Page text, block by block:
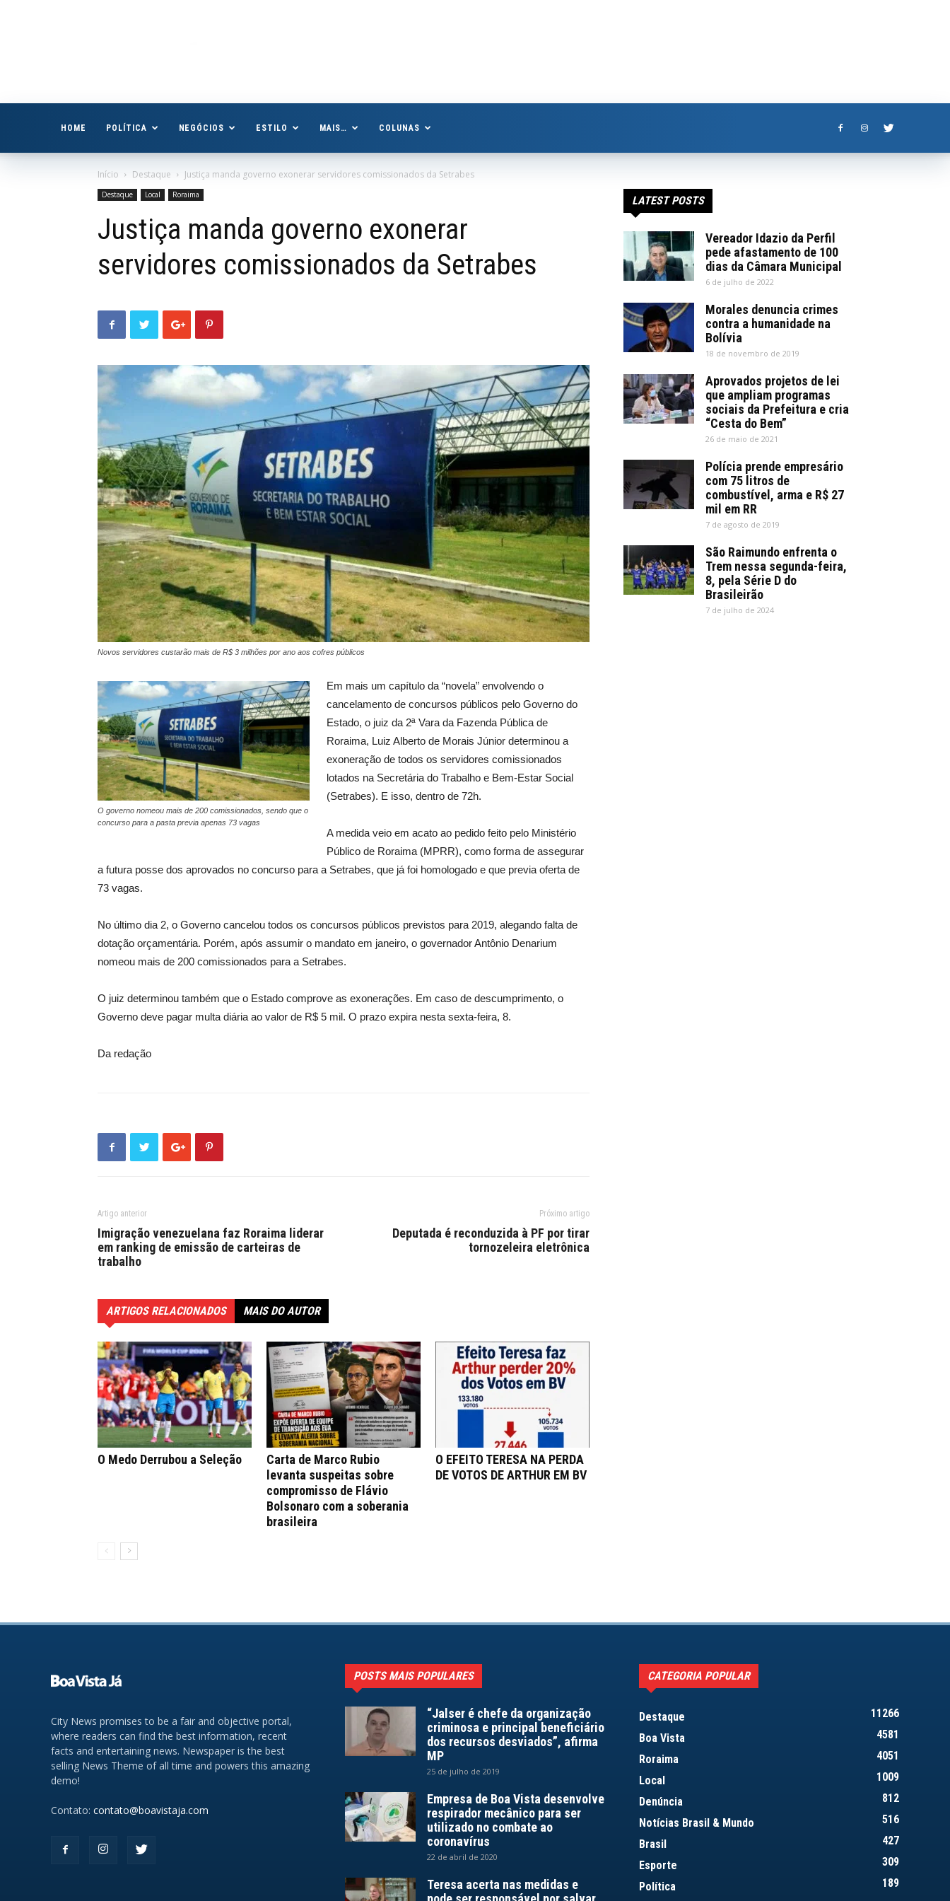
HOME POLÍTICA NEGÓCIOS ESTILO MAIS… COLUNAS
Início Destaque Justiça manda governo exonerar servidores comissionados da Setrabes
Destaque Local Roraima
Justiça manda governo exonerar
servidores comissionados da Setrabes
Novos servidores custarão mais de R$ 3 milhões por ano aos cofres públicos
O governo nomeou mais de 200 comissionados, sendo que o
concurso para a pasta previa apenas 73 vagas
Em mais um capítulo da “novela” envolvendo o
cancelamento de concursos públicos pelo Governo do
Estado, o juiz da 2ª Vara da Fazenda Pública de
Roraima, Luiz Alberto de Morais Júnior determinou a
exoneração de todos os servidores comissionados
lotados na Secretária do Trabalho e Bem-Estar Social
(Setrabes). E isso, dentro de 72h.
A medida veio em acato ao pedido feito pelo Ministério
Público de Roraima (MPRR), como forma de assegurar
a futura posse dos aprovados no concurso para a Setrabes, que já foi homologado e que previa oferta de
73 vagas.
No último dia 2, o Governo cancelou todos os concursos públicos previstos para 2019, alegando falta de
dotação orçamentária. Porém, após assumir o mandato em janeiro, o governador Antônio Denarium
nomeou mais de 200 comissionados para a Setrabes.
O juiz determinou também que o Estado comprove as exonerações. Em caso de descumprimento, o
Governo deve pagar multa diária ao valor de R$ 5 mil. O prazo expira nesta sexta-feira, 8.
Da redação
Artigo anterior
Imigração venezuelana faz Roraima liderar
em ranking de emissão de carteiras de
trabalho
Próximo artigo
Deputada é reconduzida à PF por tirar
tornozeleira eletrônica
ARTIGOS RELACIONADOS MAIS DO AUTOR
O Medo Derrubou a Seleção
Carta de Marco Rubio
levanta suspeitas sobre
compromisso de Flávio
Bolsonaro com a soberania
brasileira
O EFEITO TERESA NA PERDA
DE VOTOS DE ARTHUR EM BV
LATEST POSTS
Vereador Idazio da Perfil
pede afastamento de 100
dias da Câmara Municipal
6 de julho de 2022
Morales denuncia crimes
contra a humanidade na
Bolívia
18 de novembro de 2019
Aprovados projetos de lei
que ampliam programas
sociais da Prefeitura e cria
“Cesta do Bem”
26 de maio de 2021
Polícia prende empresário
com 75 litros de
combustível, arma e R$ 27
mil em RR
7 de agosto de 2019
São Raimundo enfrenta o
Trem nessa segunda-feira,
8, pela Série D do
Brasileirão
7 de julho de 2024
City News promises to be a fair and objective portal,
where readers can find the best information, recent
facts and entertaining news. Newspaper is the best
selling News Theme of all time and powers this amazing
demo!
Contato: contato@boavistaja.com
POSTS MAIS POPULARES
“Jalser é chefe da organização
criminosa e principal beneficiário
dos recursos desviados”, afirma
MP
25 de julho de 2019
Empresa de Boa Vista desenvolve
respirador mecânico para ser
utilizado no combate ao
coronavírus
22 de abril de 2020
Teresa acerta nas medidas e
CATEGORIA POPULAR
Destaque
11266
Boa Vista
4581
Roraima
4051
Local
1009
Denúncia
812
Notícias Brasil & Mundo
516
Brasil
427
Esporte
309
Política
189